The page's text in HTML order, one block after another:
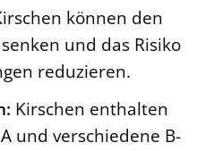
können den
und das Risiko
reduzieren.
Kirschen enthalten
und verschiedene B-